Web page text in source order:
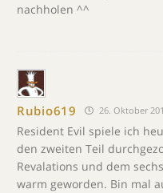
nachholen ^^
Rubio619 26. Oktober
Resident Evil spiele ich
den zweiten Teil
Revalations und dem
warm geworden. Bin mal